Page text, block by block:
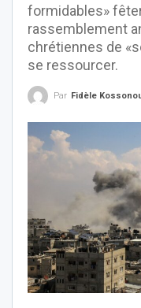
formidables»
rassemblement
chrétiennes de
se ressourcer.
Par Fidèle